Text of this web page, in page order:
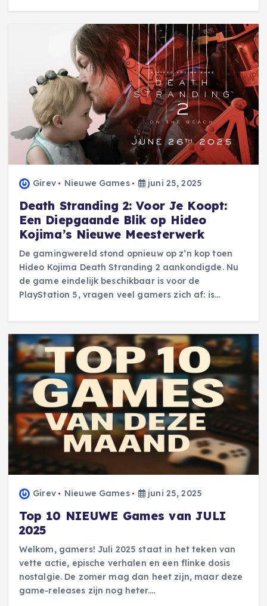
Girev Nieuwe Games juni 25, 2025
Death Stranding 2: Voor Je Koopt:
Een Diepgaande Blik op Hideo
Kojima’s Nieuwe Meesterwerk
De gamingwereld stond opnieuw op z’n kop toen
Hideo Kojima Death Stranding 2 aankondigde. Nu
de game eindelijk beschikbaar is voor de
PlayStation 5, vragen veel gamers zich af: is…
Girev Nieuwe Games juni 25, 2025
Top 10 NIEUWE Games van JULI
2025
Welkom, gamers! Juli 2025 staat in het teken van
vette actie, epische verhalen en een flinke dosis
nostalgie. De zomer mag dan heet zijn, maar deze
game-releases zijn nog heter.…